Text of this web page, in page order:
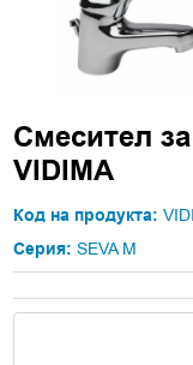
Смесител
VIDIMA
Код на продукта:
Серия: SEVA M